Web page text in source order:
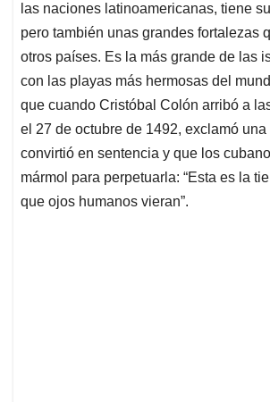
las naciones latinoamericanas, tiene
pero también unas grandes fortalezas
otros países. Es la más grande de las
con las playas más hermosas del
que cuando Cristóbal Colón arribó a
el 27 de octubre de 1492, exclamó una
convirtió en sentencia y que los
mármol para perpetuarla: “Esta es la
que ojos humanos vieran”.